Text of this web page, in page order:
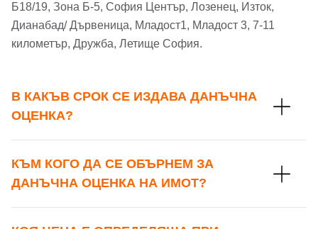
Б18/19, Зона Б-5, София Център, Лозенец, Изток,
Дианабад/ Дървеница, Младост1, Младост 3, 7-11
километър, Дружба, Летище София.
В КАКЪВ СРОК СЕ ИЗДАВА ДАНЪЧНА
ОЦЕНКА?
КЪМ КОГО ДА СЕ ОБЪРНЕМ ЗА
ДАНЪЧНА ОЦЕНКА НА ИМОТ?